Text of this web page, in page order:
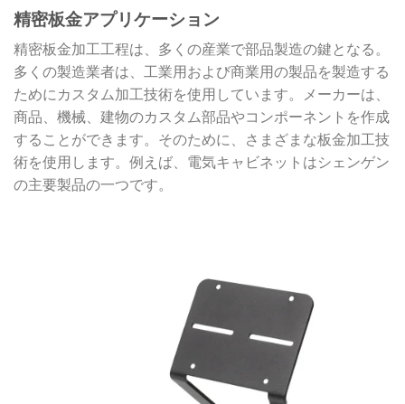
精密板金アプリケーション
精密板金加工工程は、多くの産業で部品製造の鍵となる。
多くの製造業者は、工業用および商業用の製品を製造する
ためにカスタム加工技術を使用しています。メーカーは、
商品、機械、建物のカスタム部品やコンポーネントを作成
することができます。そのために、さまざまな板金加工技
術を使用します。例えば、電気キャビネットはシェンゲン
の主要製品の一つです。